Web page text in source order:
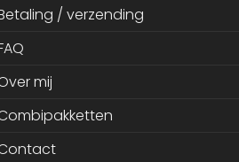
/ verzending
mij